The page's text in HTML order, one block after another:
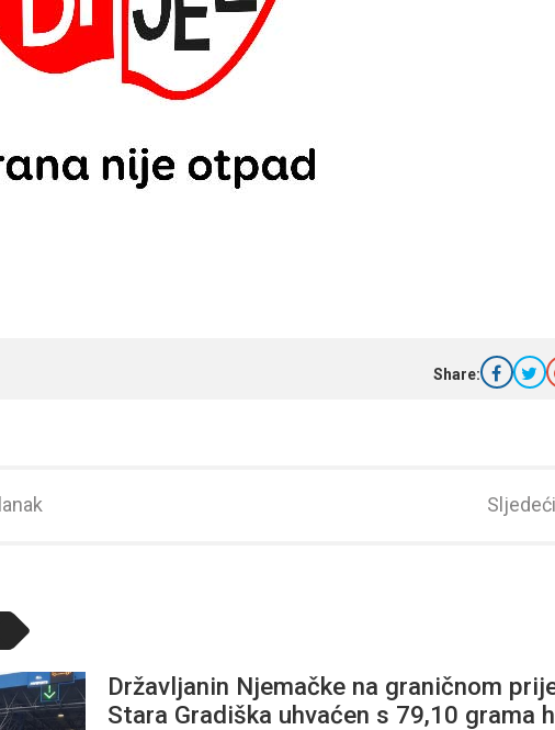
Share:
Državljanin Njemačke na graničnom
Stara Gradiška uhvaćen s 79,10 grama